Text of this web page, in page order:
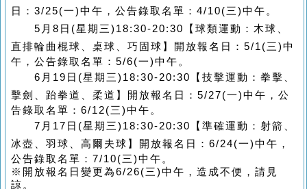
日：3/25(一)中午，公告錄取名單：4/10(三)中午。
5月8日(星期三)18:30-20:30【球類運動：木球、
直排輪曲棍球、桌球、巧固球 】 開放報名日：5/1 (三)中
午，公告錄取名單：5/6(一)中午。
6月19日(星期三)18:30-20:30【技擊運動：拳擊、
擊劍、跆拳道、柔道 】 開放報名日：5/27(一)中午，公
告錄取名單：6/12(三)中午。
7月17日(星期三)18:30-20:30【準確運動：射箭、
冰壺、羽球、高爾夫球 】 開放報名日：6/24(一)中午，
公告錄取名單：7/10(三)中午。
※開放報名日變更為6/26(三)中午，造成不便，請見
諒。